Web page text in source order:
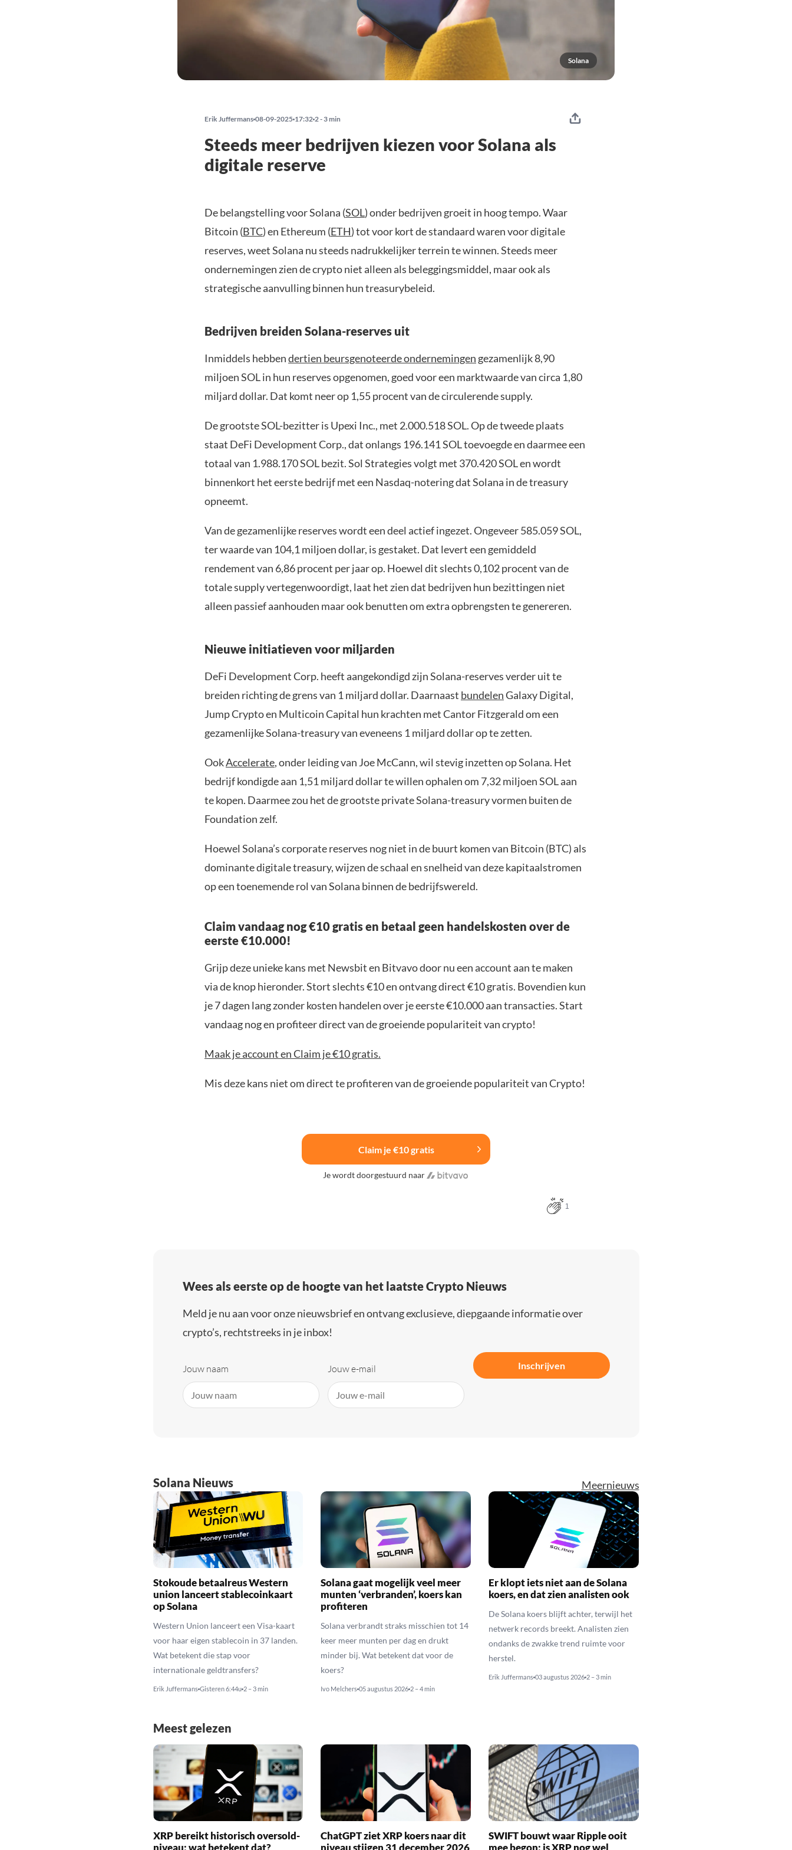
Solana
Erik Juffermans 08-09-2025 17:32 2 - 3 min
Steeds meer bedrijven kiezen voor Solana als
digitale reserve
De belangstelling voor Solana (SOL) onder bedrijven groeit in hoog tempo. Waar
Bitcoin (BTC) en Ethereum (ETH) tot voor kort de standaard waren voor digitale
reserves, weet Solana nu steeds nadrukkelijker terrein te winnen. Steeds meer
ondernemingen zien de crypto niet alleen als beleggingsmiddel, maar ook als
strategische aanvulling binnen hun treasurybeleid.
Bedrijven breiden Solana-reserves uit
Inmiddels hebbendertien beursgenoteerde ondernemingen gezamenlijk 8,90
miljoen SOL in hun reserves opgenomen, goed voor een marktwaarde van circa 1,80
miljard dollar. Dat komt neer op 1,55 procent van de circulerende supply.
De grootste SOL-bezitter is Upexi Inc., met 2.000.518 SOL. Op de tweede plaats
staat DeFi Development Corp., dat onlangs 196.141 SOL toevoegde en daarmee een
totaal van 1.988.170 SOL bezit. Sol Strategies volgt met 370.420 SOL en wordt
binnenkort het eerste bedrijf met een Nasdaq-notering dat Solana in de treasury
opneemt.
Van de gezamenlijke reserves wordt een deel actief ingezet. Ongeveer 585.059 SOL,
ter waarde van 104,1 miljoen dollar, is gestaket. Dat levert een gemiddeld
rendement van 6,86 procent per jaar op. Hoewel dit slechts 0,102 procent van de
totale supply vertegenwoordigt, laat het zien dat bedrijven hun bezittingen niet
alleen passief aanhouden maar ook benutten om extra opbrengsten te genereren.
Nieuwe initiatieven voor miljarden
DeFi Development Corp. heeft aangekondigd zijn Solana-reserves verder uit te
breiden richting de grens van 1 miljard dollar. Daarnaast bundelenGalaxy Digital,
Jump Crypto en Multicoin Capital hun krachten met Cantor Fitzgerald om een
gezamenlijke Solana-treasury van eveneens 1 miljard dollar op te zetten.
OokAccelerate, onder leiding van Joe McCann, wil stevig inzetten op Solana. Het
bedrijf kondigde aan 1,51 miljard dollar te willen ophalen om 7,32 miljoen SOL aan
te kopen. Daarmee zou het de grootste private Solana-treasury vormen buiten de
Foundation zelf.
Hoewel Solana’s corporate reserves nog niet in de buurt komen van Bitcoin (BTC) als
dominante digitale treasury, wijzen de schaal en snelheid van deze kapitaalstromen
op een toenemende rol van Solana binnen de bedrijfswereld.
Claim vandaag nog €10 gratis en betaal geen handelskosten over de
eerste €10.000!
Grijp deze unieke kans met Newsbit en Bitvavo door nu een account aan te maken
via de knop hieronder. Stort slechts €10 en ontvang direct €10 gratis. Bovendien kun
je 7 dagen lang zonder kosten handelen over je eerste €10.000 aan transacties. Start
vandaag nog en profiteer direct van de groeiende populariteit van crypto!
Maak je account en Claim je €10 gratis.
Mis deze kans niet om direct te profiteren van de groeiende populariteit van Crypto!
Claim je €10 gratis
Je wordt doorgestuurd naar
1
Wees als eerste op de hoogte van het laatste Crypto Nieuws
Meld je nu aan voor onze nieuwsbrief en ontvang exclusieve, diepgaande informatie over
crypto’s, rechtstreeks in je inbox!
Jouw naam Jouw e-mail Inschrijven
Solana Nieuws Meernieuws
Stokoude betaalreus Western
union lanceert stablecoinkaart
op Solana
Western Union lanceert een Visa-kaart
voor haar eigen stablecoin in 37 landen.
Wat betekent die stap voor
internationale geldtransfers?
Erik Juffermans Gisteren 6:44u 2 – 3 min
Solana gaat mogelijk veel meer
munten ‘verbranden’, koers kan
profiteren
Solana verbrandt straks misschien tot 14
keer meer munten per dag en drukt
minder bij. Wat betekent dat voor de
koers?
Ivo Melchers 05 augustus 2026 2 – 4 min
Er klopt iets niet aan de Solana
koers, en dat zien analisten ook
De Solana koers blijft achter, terwijl het
netwerk records breekt. Analisten zien
ondanks de zwakke trend ruimte voor
herstel.
Erik Juffermans 03 augustus 2026 2 – 3 min
Meest gelezen
XRP bereikt historisch oversold-
niveau: wat betekent dat?
ChatGPT ziet XRP koers naar dit
niveau stijgen 31 december 2026
SWIFT bouwt waar Ripple ooit
mee begon: is XRP nog wel